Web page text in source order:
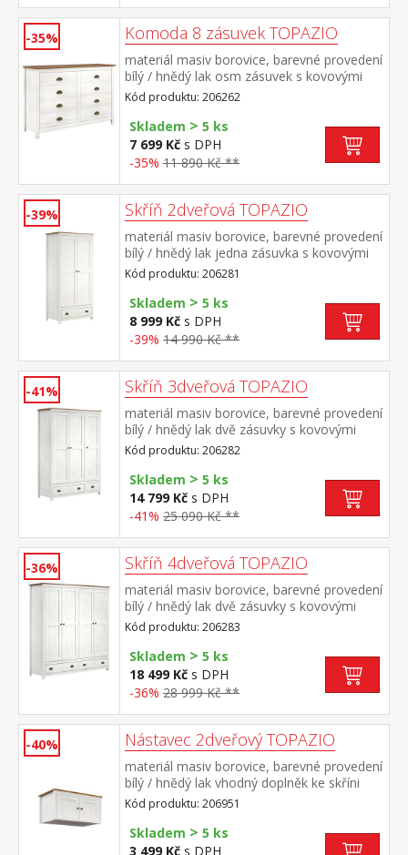
-35% Komoda 8 zásuvek TOPAZIO
materiál masiv borovice, barevné provedení
bílý / hnědý lak osm zásuvek s kovovými
úchytkami a pojezdy rozměr zásuvky (š/h/v)
49,5 × 33,5 × 9 cm
Kód produktu: 206262
Skladem > 5 ks
7 699 Kč s DPH
-35% 11 890 Kč **
-39% Skříň 2dveřová TOPAZIO
materiál masiv borovice, barevné provedení
bílý / hnědý lak jedna zásuvka s kovovými
úchytkami a pojezdy jedna police a kovová
šatní tyč vhodný doplněk nástavec
TOPAZIO 206951
Kód produktu: 206281
Skladem > 5 ks
8 999 Kč s DPH
-39% 14 990 Kč **
-41% Skříň 3dveřová TOPAZIO
materiál masiv borovice, barevné provedení
bílý / hnědý lak dvě zásuvky s kovovými
úchytkami a pojezdy v levé části 3 police, v
pravé části 1 police a kovová šatní
tyč vhodný doplněk nástavec TOPAZIO
206952
Kód produktu: 206282
Skladem > 5 ks
14 799 Kč s DPH
-41% 25 090 Kč **
-36% Skříň 4dveřová TOPAZIO
materiál masiv borovice, barevné provedení
bílý / hnědý lak dvě zásuvky s kovovými
úchytkami a pojezdy v levé části 3 police, v
pravé části 1 police a kovová šatní
tyč vhodný doplněk nástavec TOPAZIO
206953
Kód produktu: 206283
Skladem > 5 ks
18 499 Kč s DPH
-36% 28 999 Kč **
-40% Nástavec 2dveřový TOPAZIO
materiál masiv borovice, barevné provedení
bílý / hnědý lak vhodný doplněk ke skříni
TOPAZIO 206281
Kód produktu: 206951
Skladem > 5 ks
3 499 Kč s DPH